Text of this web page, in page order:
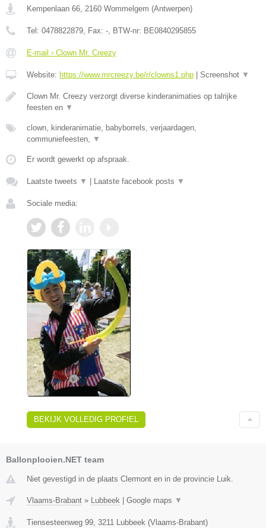
Kempenlaan 66, 2160 Wommelgem (Antwerpen)
Tel: 0478822879, Fax: -, BTW-nr: BE0840295855
E-mail › Clown Mr. Creezy
Website: https://www.mrcreezy.be/r/clowns1.php Screenshot ▼
Clown Mr. Creezy verzorgt diverse kinderanimaties op talrijke
feesten en ▼
clown, kinderanimatie, babyborrels, verjaardagen,
communiefeesten, ▼
Er wordt gewerkt op afspraak.
Laatste tweets ▼ Laatste facebook posts ▼
Sociale media:
BEKIJK VOLLEDIG PROFIEL
Ballonplooien.NET team
Niet gevestigd in de plaats Clermont en in de provincie Luik.
Vlaams-Brabant » Lubbeek Google maps ▼
Tiensesteenweg 99, 3211 Lubbeek (Vlaams-Brabant)